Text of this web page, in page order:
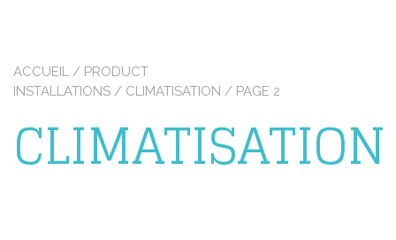
ACCUEIL / PRODUCT
INSTALLATIONS / CLIMATISATION / PAGE 2
CLIMATISATION